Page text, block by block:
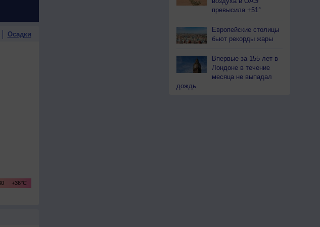
Осадки
превысила +51°
Европейские столицы
бьют рекорды жары
Впервые за 155 лет в
Лондоне в течение
месяца не выпадал
дождь